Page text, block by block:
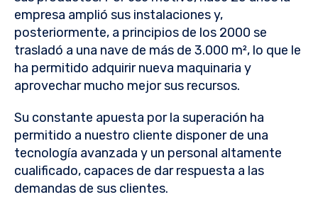
empresa amplió sus instalaciones y,
posteriormente, a principios de los 2000 se
trasladó a una nave de más de 3.000 m², lo que le
ha permitido adquirir nueva maquinaria y
aprovechar mucho mejor sus recursos.
Su constante apuesta por la superación ha
permitido a nuestro cliente disponer de una
tecnología avanzada y un personal altamente
cualificado, capaces de dar respuesta a las
demandas de sus clientes.